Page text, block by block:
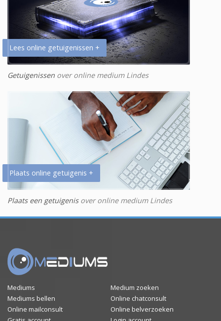
Lees online getuigenissen +
Getuigenissen over online medium Lindes
Plaats online getuigenis +
Plaats een getuigenisover online medium Lindes
Mediums
Medium zoeken
Mediums bellen
Online chatconsult
Online mailconsult
Online belverzoeken